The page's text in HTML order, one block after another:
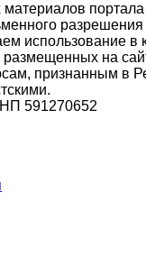
разрешения
использование в
на
признанным в
591270652